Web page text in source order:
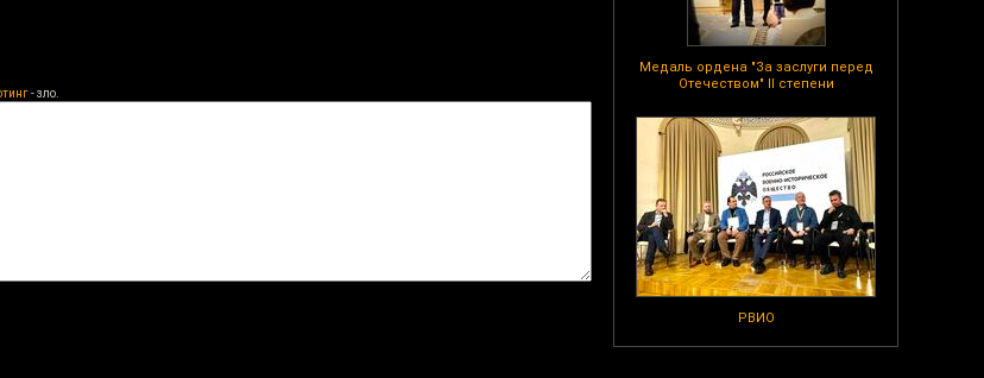
Медаль ордена "За заслуги перед
Отечеством" II степени
РВИО
- зло.